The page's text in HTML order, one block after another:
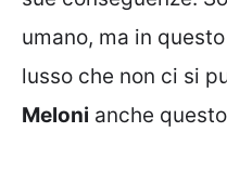
umano, ma in
lusso che non ci si
Meloni anche